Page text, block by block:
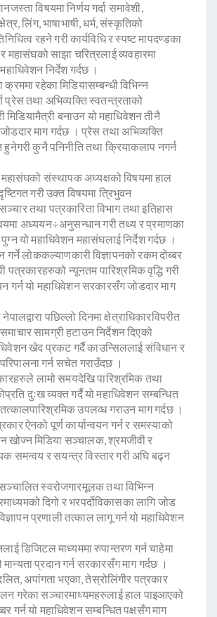
विषयमा निर्णय गर्दा समावेशी,
लिंग, भाषाभाषी, धर्म, संस्कृतिको
रहने गरी कार्यविधि र स्पष्ट मापदण्डका
महासंघको साझा चरित्रलाई व्यवहारमा
निर्देश गर्दछ ।
क्रममा रहेका मिडियासम्बन्धी विभिन्न
प्रेस तथा अभिव्यक्ति स्वतन्त्रताको
मिडियामैत्री बनाउन यो महाधिवेशन तीनै
माग गर्दछ । प्रेस तथा अभिव्यक्ति
कुनै पनिनीति तथा क्रियाकलाप नगर्न
संस्थापक अध्यक्षको विषयमा हाल
गरी उक्त विषयमा त्रिभुवन
तथा पत्रकारिता विभाग तथा इतिहास
अध्ययन÷अनुसन्धान गरी तथ्य र प्रमाणका
पुग्न यो महाधिवेशन महासंघलाई निर्देश गर्दछ ।
लोककल्याणकारी विज्ञापनको रकम दोब्बर
पत्रकारहरुको न्यूनतम पारिश्रमिक वृद्धि गरी
गर्न यो महाधिवेशन सरकारसँग जोडदार माग
पछिल्लो दिनमा क्षेत्राधिकारविपरीत
सामग्री हटाउन निर्देशन दिएको
खेद प्रकट गर्दै काउन्सिललाई संविधान र
गर्न सचेत गराउँदछ ।
लामो समयदेखि पारिश्रमिक तथा
दुःख व्यक्त गर्दै यो महाधिवेशन सम्बन्धित
उपलव्ध गराउन माग गर्दछ ।
ऐनको पूर्ण कार्यान्वयन गर्न र समस्याको
खोज्न मिडिया सञ्चालक, श्रमजीवी र
समन्वय र सयन्त्र विस्तार गरी अघि बढ्न
सञ्चालित स्वरोजगारमूलक तथा विभिन्न
दिगो र भरपर्दोविकासका लागि जोड
प्रणाली तत्काल लागू गर्न यो महाधिवेशन
डिजिटल माध्यममा रुपान्तरण गर्न चाहेमा
प्रदान गर्न सरकारसँग माग गर्दछ ।
दलित, अपांगता भएका, तेस्रोलिंगीर पत्रकार
गरेका सञ्चारमाध्यमहरुलाई हाल पाइआएको
गर्न यो महाधिवेशन सम्बन्धित पक्षसँग माग